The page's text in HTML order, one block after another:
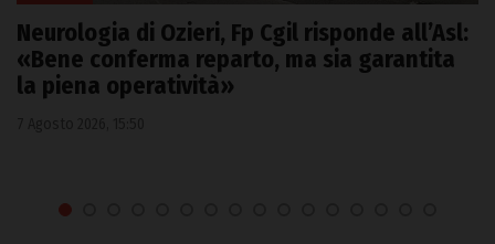
Neurologia di Ozieri, Fp Cgil risponde all’Asl:
«Bene conferma reparto, ma sia garantita
la piena operatività»